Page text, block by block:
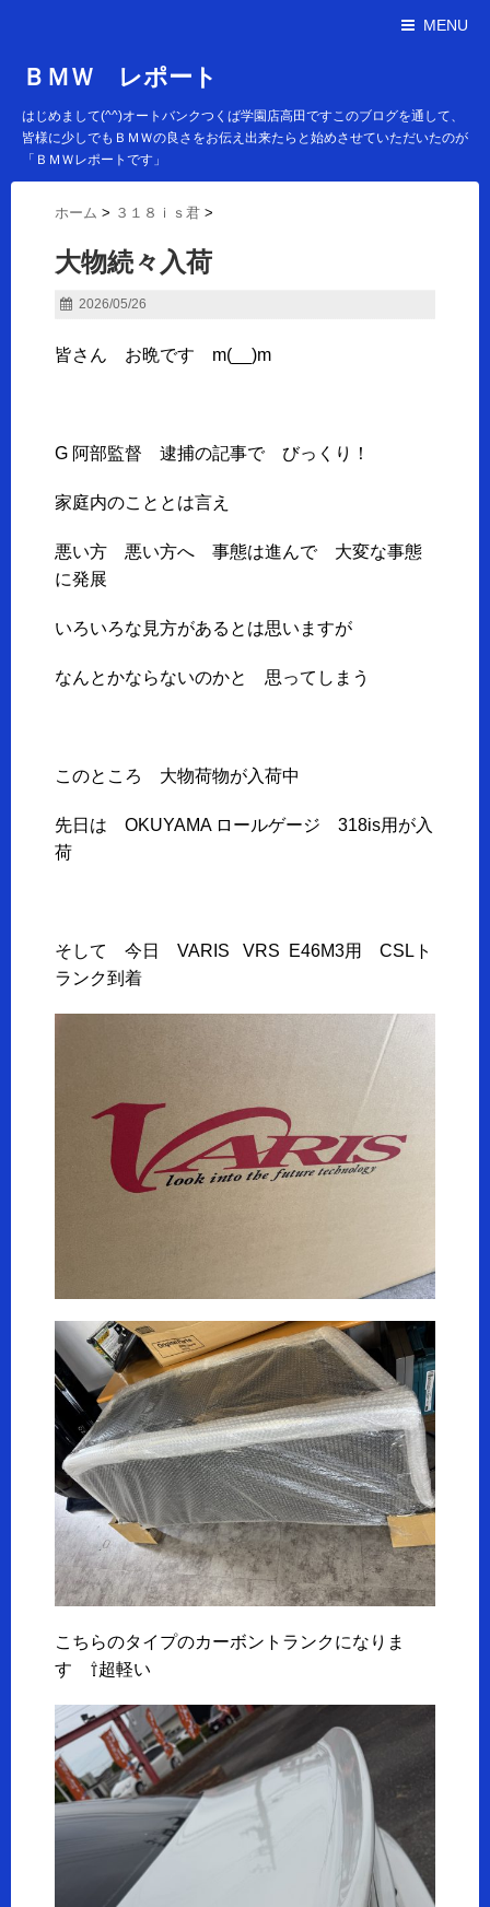
MENU
ＢＭＷ レポート
はじめまして(^^)オートバンクつくば学園店高田ですこのブログを通して、
皆様に少しでもＢＭＷの良さをお伝え出来たらと始めさせていただいたのが
「ＢＭＷレポートです」
ホーム > ３１８ｉｓ君 >
大物続々入荷
2026/05/26
皆さん お晩です m(__)m
G 阿部監督 逮捕の記事で びっくり！
家庭内のこととは言え
悪い方 悪い方へ 事態は進んで 大変な事態
に発展
いろいろな見方があるとは思いますが
なんとかならないのかと 思ってしまう
このところ 大物荷物が入荷中
先日は OKUYAMA ロールゲージ 318is用が入
荷
そして 今日 VARIS VRS E46M3用 CSLト
ランク到着
こちらのタイプのカーボントランクになりま
す ⇧超軽い